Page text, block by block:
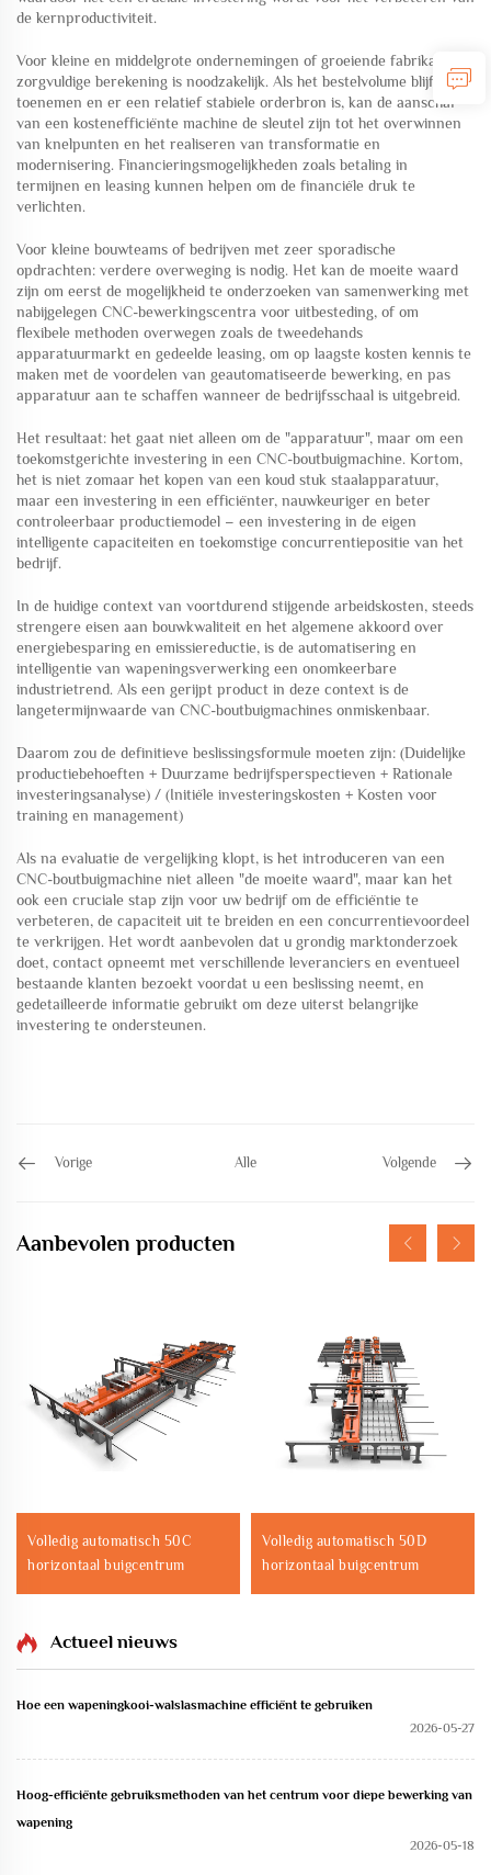
de kernproductiviteit.
Voor kleine en middelgrote ondernemingen of groeiende fabrikanten:
zorgvuldige berekening is noodzakelijk. Als het bestelvolume blijft
toenemen en er een relatief stabiele orderbron is, kan de aanschaf
van een kostenefficiënte machine de sleutel zijn tot het overwinnen
van knelpunten en het realiseren van transformatie en
modernisering. Financieringsmogelijkheden zoals betaling in
termijnen en leasing kunnen helpen om de financiële druk te
verlichten.
Voor kleine bouwteams of bedrijven met zeer sporadische
opdrachten: verdere overweging is nodig. Het kan de moeite waard
zijn om eerst de mogelijkheid te onderzoeken van samenwerking met
nabijgelegen CNC-bewerkingscentra voor uitbesteding, of om
flexibele methoden overwegen zoals de tweedehands
apparatuurmarkt en gedeelde leasing, om op laagste kosten kennis te
maken met de voordelen van geautomatiseerde bewerking, en pas
apparatuur aan te schaffen wanneer de bedrijfsschaal is uitgebreid.
Het resultaat: het gaat niet alleen om de "apparatuur", maar om een
toekomstgerichte investering in een CNC-boutbuigmachine. Kortom,
het is niet zomaar het kopen van een koud stuk staalapparatuur,
maar een investering in een efficiënter, nauwkeuriger en beter
controleerbaar productiemodel – een investering in de eigen
intelligente capaciteiten en toekomstige concurrentiepositie van het
bedrijf.
In de huidige context van voortdurend stijgende arbeidskosten, steeds
strengere eisen aan bouwkwaliteit en het algemene akkoord over
energiebesparing en emissiereductie, is de automatisering en
intelligentie van wapeningsverwerking een onomkeerbare
industrietrend. Als een gerijpt product in deze context is de
langetermijnwaarde van CNC-boutbuigmachines onmiskenbaar.
Daarom zou de definitieve beslissingsformule moeten zijn: (Duidelijke
productiebehoeften + Duurzame bedrijfsperspectieven + Rationale
investeringsanalyse) / (Initiële investeringskosten + Kosten voor
training en management)
Als na evaluatie de vergelijking klopt, is het introduceren van een
CNC-boutbuigmachine niet alleen "de moeite waard", maar kan het
ook een cruciale stap zijn voor uw bedrijf om de efficiëntie te
verbeteren, de capaciteit uit te breiden en een concurrentievoordeel
te verkrijgen. Het wordt aanbevolen dat u grondig marktonderzoek
doet, contact opneemt met verschillende leveranciers en eventueel
bestaande klanten bezoekt voordat u een beslissing neemt, en
gedetailleerde informatie gebruikt om deze uiterst belangrijke
investering te ondersteunen.
Vorige Alle Volgende
Aanbevolen producten
Volledig automatisch 50C
horizontaal buigcentrum
Volledig automatisch 50D
horizontaal buigcentrum
Actueel nieuws
Hoe een wapeningkooi-walslasmachine efficiënt te gebruiken
2026-05-27
Hoog-efficiënte gebruiksmethoden van het centrum voor diepe bewerking van
wapening
2026-05-18